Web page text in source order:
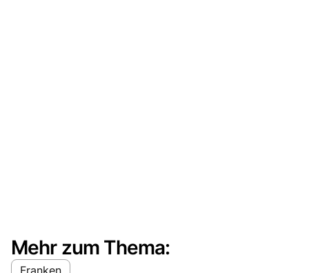
Mehr zum Thema:
Franken